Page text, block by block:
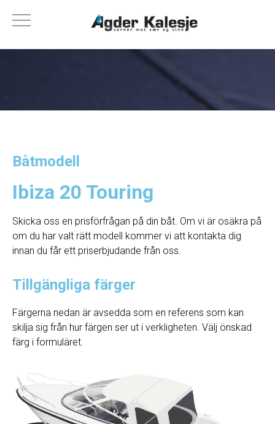
Båtmodell
Ibiza 20 Touring
Skicka oss en prisförfrågan på din båt. Om vi ​​är osäkra på
om du har valt rätt modell kommer vi att kontakta dig
innan du får ett priserbjudande från oss.
Tillgängliga färger
Färgerna nedan är avsedda som en referens som kan
skilja sig från hur färgen ser ut i verkligheten. Välj önskad
färg i formuläret.